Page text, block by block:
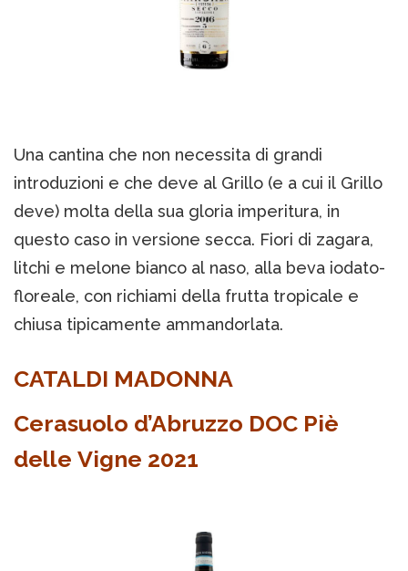
Una cantina che non necessita di grandi
introduzioni e che deve al Grillo (e a cui il Grillo
deve) molta della sua gloria imperitura, in
questo caso in versione secca. Fiori di zagara,
litchi e melone bianco al naso, alla beva iodato-
floreale, con richiami della frutta tropicale e
chiusa tipicamente ammandorlata.
CATALDI MADONNA
Cerasuolo d’Abruzzo DOC Piè
delle Vigne 2021